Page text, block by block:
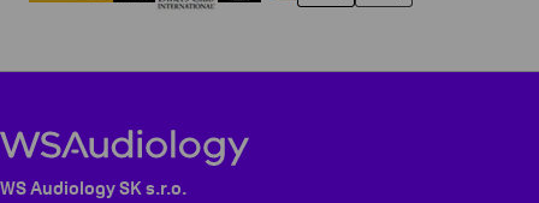
WS Audiology SK s.r.o.